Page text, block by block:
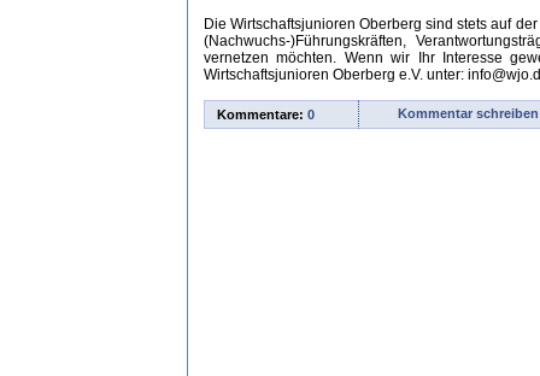
Die Wirtschaftsjunioren Oberberg sind stets auf
(Nachwuchs-)Führungskräften,
vernetzen möchten. Wenn wir Ihr Interesse
Wirtschaftsjunioren Oberberg e.V. unter:
Kommentare: 0 Kommentar schreiben